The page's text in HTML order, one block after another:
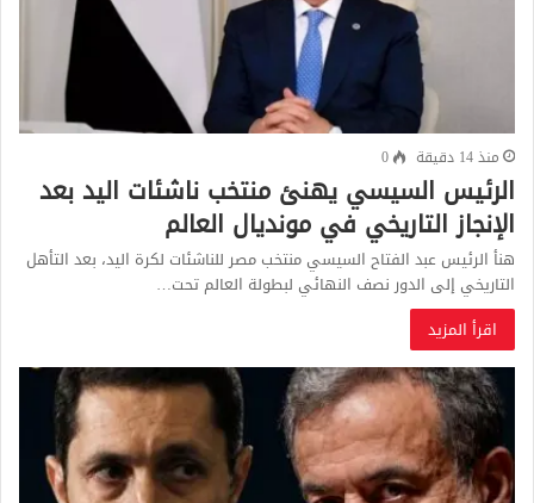
منذ 14 دقيقة 0
الرئيس السيسي يهنئ منتخب ناشئات اليد بعد
الإنجاز التاريخي في مونديال العالم
هنأ الرئيس عبد الفتاح السيسي منتخب مصر للناشئات لكرة اليد، بعد التأهل
التاريخي إلى الدور نصف النهائي لبطولة العالم تحت…
اقرأ المزيد